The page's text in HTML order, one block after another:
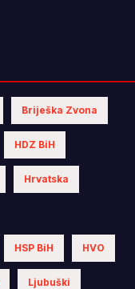
Briješka Zvona
HDZ BiH
Hrvatska
HSP BiH HVO
Ljubuški